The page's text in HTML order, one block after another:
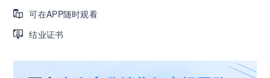
可在APP随时观看
结业证书